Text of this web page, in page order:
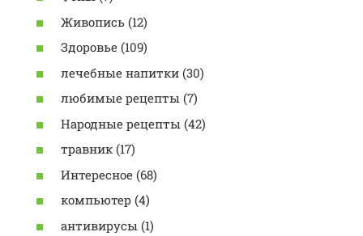
Живопись (12)
Здоровье (109)
лечебные напитки (30)
любимые рецепты (7)
Народные рецепты (42)
травник (17)
Интересное (68)
компьютер (4)
антивирусы (1)